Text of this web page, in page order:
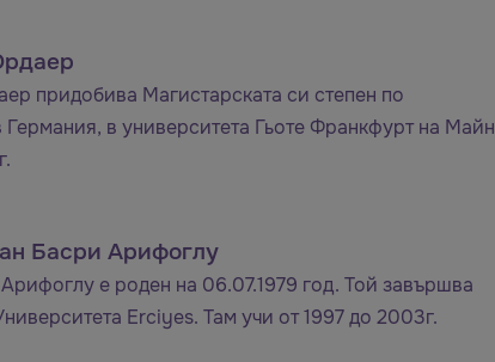
придобива Магистарската си степен по
Германия, в университета Гьоте Франкфурт на Майн
Басри Арифоглу
е роден на 06.07.1979 год. Той завършва
Erciyes. Там учи от 1997 до 2003г.